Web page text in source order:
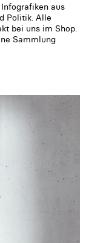
aus
Politik. Alle
bei uns im Shop.
Sammlung